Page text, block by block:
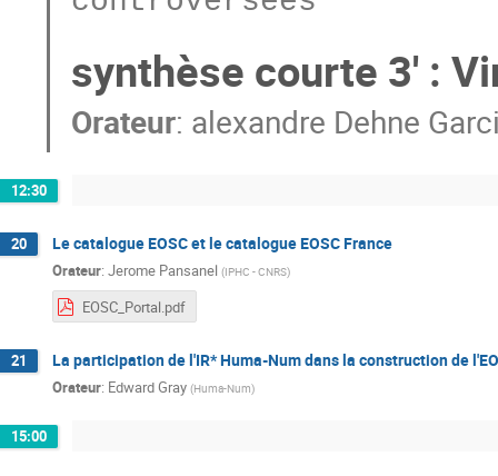
synthèse courte 3' :
Orateur: alexandre Dehne
12:30
20 Le catalogue EOSC et le catalogue EOSC France
Orateur: Jerome Pansanel (IPHC - CNRS)
EOSC_Portal.pdf
21 La participation de l'IR* Huma-Num dans la construction de
Orateur: Edward Gray (Huma-Num)
15:00